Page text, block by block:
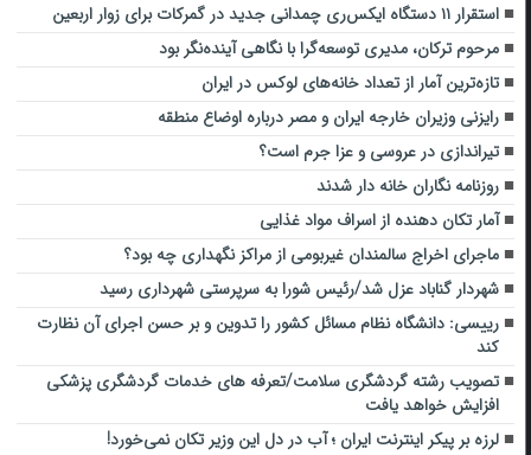
استقرار ۱۱ دستگاه ایکس‌ری چمدانی جدید در گمرکات برای زوار اربعین
مرحوم ترکان، مدیری توسعه‌گرا با نگاهی آینده‌نگر بود
تازه‌ترین آمار از تعداد خانه‌های لوکس در ایران
رایزنی وزیران خارجه ایران و مصر درباره اوضاع منطقه
تیراندازی در عروسی و عزا جرم است؟
روزنامه نگاران خانه دار شدند
آمار تکان دهنده از اسراف مواد غذایی
ماجرای اخراج سالمندان غیربومی از مراکز نگهداری چه بود؟
شهردار گناباد عزل شد/رئیس شورا به سرپرستی شهرداری رسید
رییسی: دانشگاه نظام مسائل کشور را تدوین و بر حسن اجرای آن نظارت
کند
تصویب رشته گردشگری سلامت/تعرفه های خدمات گردشگری پزشکی
افزایش خواهد یافت
لرزه بر پیکر اینترنت ایران ؛ آب در دل این وزیر تکان نمی‌خورد!